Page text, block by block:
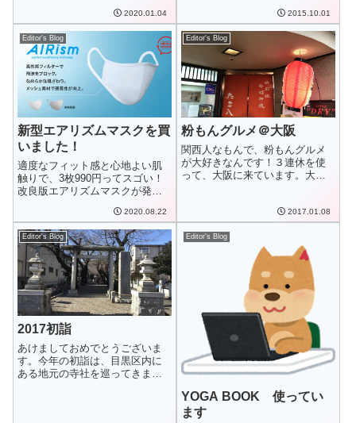
2020.01.04 2015.10.01
Editor's Blog
新型エアリズムマスクを買
いました！
適度なフィット感と心地よい肌
触りで、3枚990円ってスゴい！
改良版エアリズムマスクが発
2020.08.22
Editor's Blog
粉もんグルメ＠大阪
関西人なもんで、粉もんグルメ
が大好きなんです！３連休を使
って、大阪に来ています。大阪
2017.01.08
Editor's Blog
2017初詣
あけましておめでとうございま
す。今年の初詣は、目黒区内に
ある地元の寺社を巡ってきまし
Editor's Blog
YOGA BOOK 使ってい
ます